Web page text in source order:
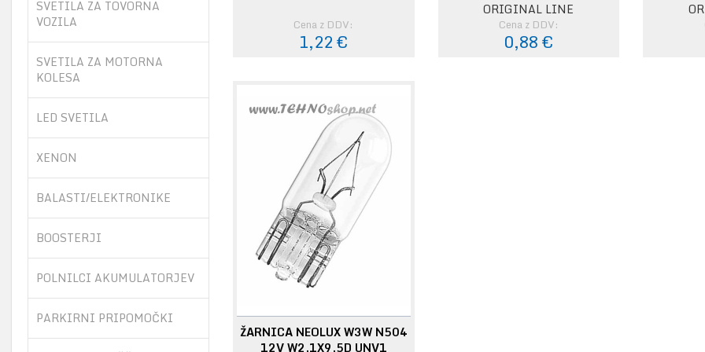
SVETILA ZA TOVORNA
VOZILA
SVETILA ZA MOTORNA
KOLESA
LED SVETILA
XENON
BALASTI/ELEKTRONIKE
BOOSTERJI
POLNILCI AKUMULATORJEV
PARKIRNI PRIPOMOČKI
Cena z DDV:
1,22 €
ORIGINAL LINE
Cena z DDV:
0,88 €
ŽARNICA NEOLUX W3W N504
12V W2.1X9.5D UNV1